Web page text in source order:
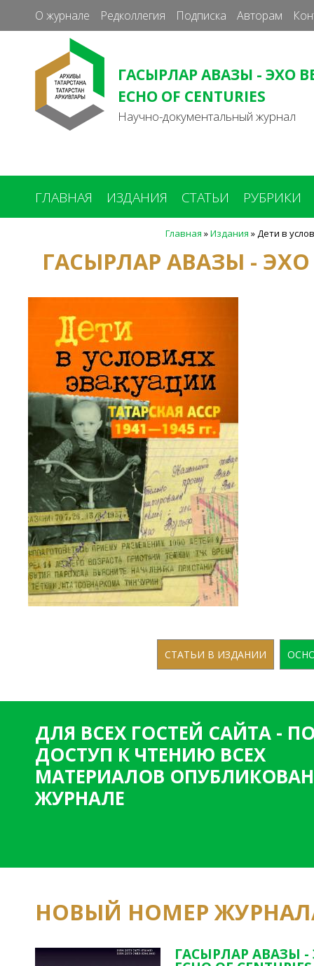
О журнале Редколлегия Подписка Авторам
ГАСЫРЛАР АВАЗЫ - ЭХО
ECHO OF CENTURIES
Научно-документальный журнал
ГЛАВНАЯ ИЗДАНИЯ СТАТЬИ РУБРИКИ
здесь
Главная »Издания »Дети в
ГАСЫРЛАР АВАЗЫ - ЭХО
СТАТЬИ В ИЗДАНИИ
ДЛЯ ВСЕХ ГОСТЕЙ САЙТА -
ДОСТУП К ЧТЕНИЮ ВСЕХ
МАТЕРИАЛОВ
ЖУРНАЛЕ
НОВЫЙ НОМЕР
ГАСЫРЛАР АВАЗЫ -